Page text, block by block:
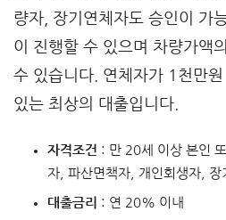
량자, 장기연체자도 승인이 가
이 진행할 수 있으며 차량가액
수 있습니다. 연체자가 1천만
있는 최상의 대출입니다.
자격조건 : 만 20세 이상 본인
자, 파산면책자, 개인회생자, 장
대출금리 : 연 20% 이내